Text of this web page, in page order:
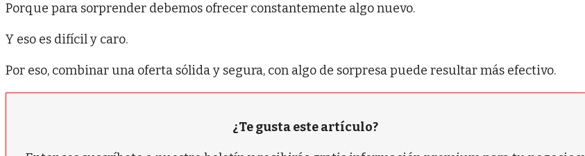
Porque para sorprender debemos ofrecer constantemente algo nuevo.
Y eso es difícil y caro.
Por eso, combinar una oferta sólida y segura, con algo de sorpresa puede resultar más efectivo.
¿Te gusta este artículo?